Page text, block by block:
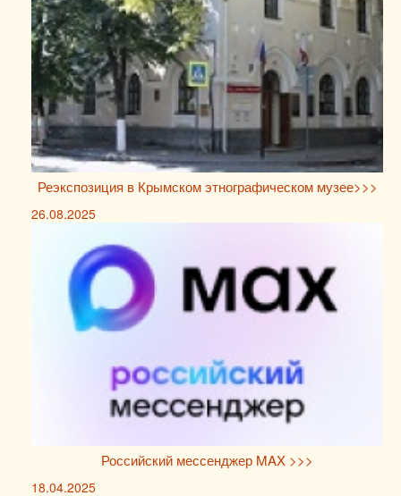
Реэкспозиция в Крымском этнографическом музее>>>
26.08.2025
Российский мессенджер MAX >>>
18.04.2025